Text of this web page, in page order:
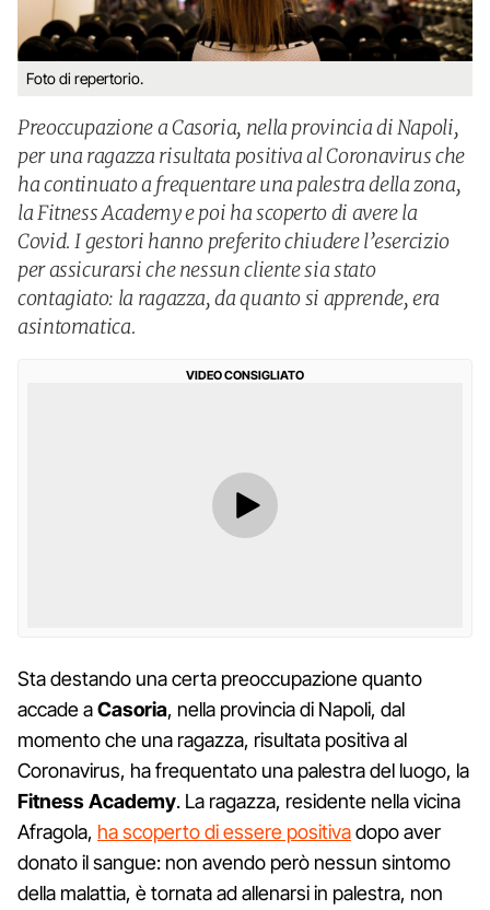
Foto di repertorio.
Preoccupazione a Casoria, nella provincia di Napoli,
per una ragazza risultata positiva al Coronavirus che
ha continuato a frequentare una palestra della zona,
la Fitness Academy e poi ha scoperto di avere la
Covid. I gestori hanno preferito chiudere l’esercizio
per assicurarsi che nessun cliente sia stato
contagiato: la ragazza, da quanto si apprende, era
asintomatica.
VIDEO CONSIGLIATO
Sta destando una certa preoccupazione quanto
accade aCasoria, nella provincia di Napoli, dal
momento che una ragazza, risultata positiva al
Coronavirus, ha frequentato una palestra del luogo, la
Fitness Academy. La ragazza, residente nella vicina
Afragola, ha scoperto di essere positivadopo aver
donato il sangue: non avendo però nessun sintomo
della malattia, è tornata ad allenarsi in palestra, non